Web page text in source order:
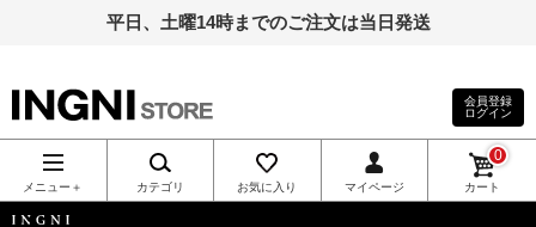
平日、土曜14時までのご注文は当日発送
INGNI（イン
グ）公式通
会員登録
ログイン
メニュー＋ カテゴリ お気に入り マイページ カート
0